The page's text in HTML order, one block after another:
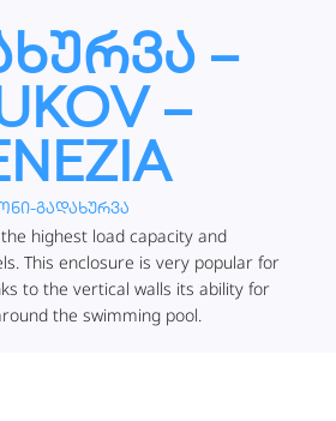
–
–
გადახურვა
highest load capacity and
This enclosure is very popular for
to the vertical walls its ability for
the swimming pool.